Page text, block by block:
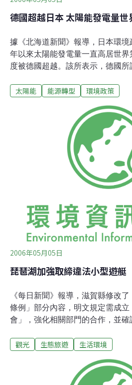
德國超越日本 太陽能發電量世
據《北海道新聞》報導，日本環
年以來太陽能發電量一直高居世
度被德國超越。該所表示，德國
總發電量約等於1座大型核能發電
用提高太陽能電力購買價格的支援
越日本。而且，相對於引進新能源
距將會愈來愈大。
太陽能 能源轉型 環境政策
2006年05月05日
琵琶湖加強取締違法小型遊艇
《每日新聞》報導，滋賀縣修改
條例」部分內容，明文規定需成
會」，強化相關部門的合作，並
席該會議，會中除說明該條例修正
不當駕駛人實況的影片。
觀光 生態旅遊 生活環境